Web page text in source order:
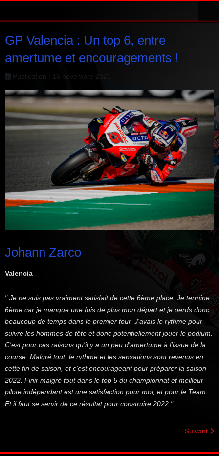
GP Valencia : Un top 6, entre
amertume et encouragements !
Publication : 16 novembre 2021
Johann Zarco
Valencia
" Je ne suis pas vraiment satisfait de cette 6ème place. Je termine
6ème car je manque une fois de plus mon départ et je perds donc
beaucoup de temps dans le premier tour. J'avais le rythme pour
suivre les hommes de tête et donc potentiellement jouer le podium.
C'est pour ces raisons qu'il y a un peu d'amertume à l'issue de la
course. Malgré tout, le rythme et les sensations sont revenus en
cette fin de saison, et c'est encourageant pour préparer la saison
2022. Finir malgré tout dans le top 5 du championnat et meilleur
pilote indépendant est une satisfaction pour moi, et pour le Team.
Et il faut se servir de ce résultat pour construire 2022."
Suivant
≡